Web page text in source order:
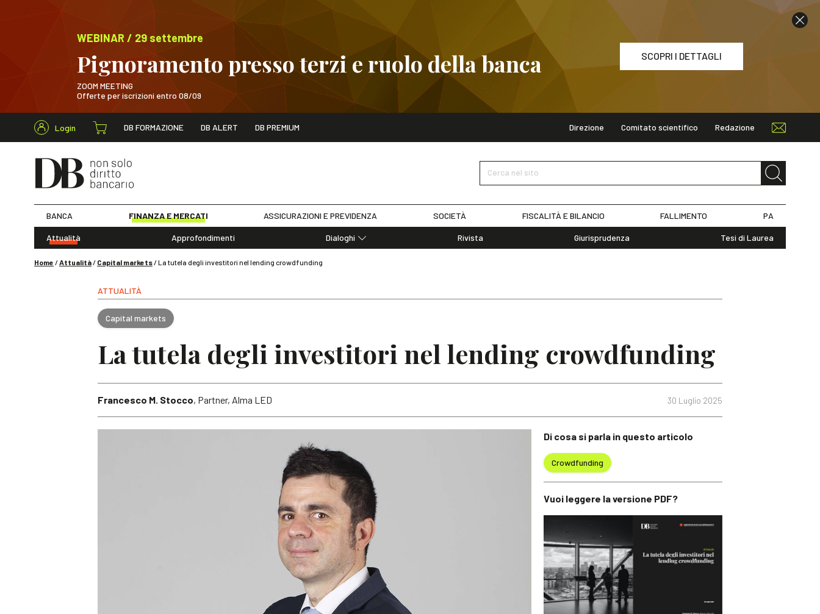
WEBINAR / 29 settembre
Pignoramento presso terzi e ruolo della banca
ZOOM MEETING
Offerte per iscrizioni entro 08/09
SCOPRI I DETTAGLI
WEBINAR / 29 settembre SCOPRI I DETTAGLI
Login DB FORMAZIONE DB ALERT DB PREMIUM Direzione Comitato scientifico Redazione
Cerca nel sito
Cerca nel sito
BANCA FINANZA E MERCATI ASSICURAZIONI E PREVIDENZA SOCIETÀ FISCALITÀ E BILANCIO FALLIMENTO PA
Attualità Approfondimenti
Dialoghi
Rivista Giurisprudenza Tesi di Laurea
Home /Attualità/ Capital markets/La tutela degli investitori nel lending crowdfunding
ATTUALITÀ
Capital markets
La tutela degli investitori nel lending crowdfunding
30 Luglio 2025
Francesco M. Stocco, Partner, Alma LED
Di cosa si parla in questo articolo
Crowdfunding
Vuoi leggere la versione PDF?